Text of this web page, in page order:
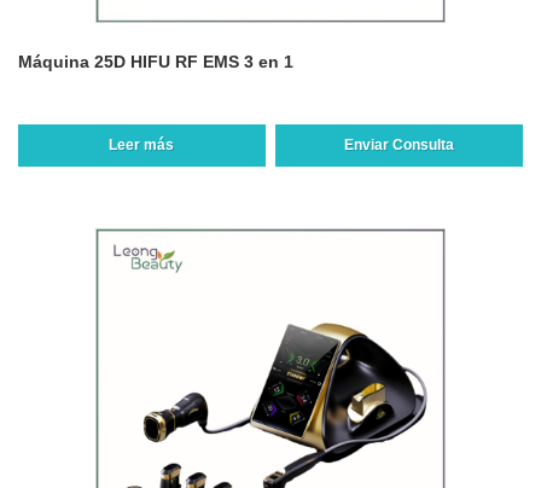
Máquina 25D HIFU RF EMS 3 en 1
Leer más Enviar Consulta